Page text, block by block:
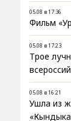
05.08 в 17:36
Фильм
05.08 в 17:23
Трое
05.08 в 16:21
Ушла из